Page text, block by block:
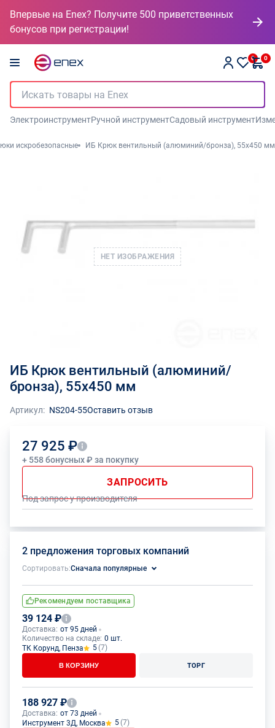
Впервые на Enex? Получите 500 приветственных
бонусов при регистрации!
0 0
ЭлектроинструментРучной инструментСадовый инструмент
искробезопасные ИБ Крюк вентильный (алюминий/бронза), 55x450 мм
НЕТ ИЗОБРАЖЕНИЯ
ИБ Крюк вентильный (алюминий/
бронза), 55x450 мм
Артикул: NS204-55Оставить отзыв
27 925 ₽
+ 558 бонусных ₽ за покупку
ЗАПРОСИТЬ
Под запрос у производителя
2 предложения торговых компаний
Сортировать:Сначала популярные
Рекомендуем поставщика
39 124 ₽
Доставка: от 95 дней
Количество на складе: 0 шт.
ТК Корунд, Пенза
5(7)
В КОРЗИНУ ТОРГ
188 927 ₽
Доставка: от 73 дней
Инструмент 3Д, Москва
5(7)